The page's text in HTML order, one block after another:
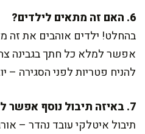
6. האם זה מתאים לילדים?
בהחלט! ילדים אוהבים את זה
אפשר למלא כל חתך בגבינה
להניח פטריות לפני הסגירה –
7. באיזה תיבול נוסף אפשר להשתמש?
תיבול איטלקי עובד נהדר –